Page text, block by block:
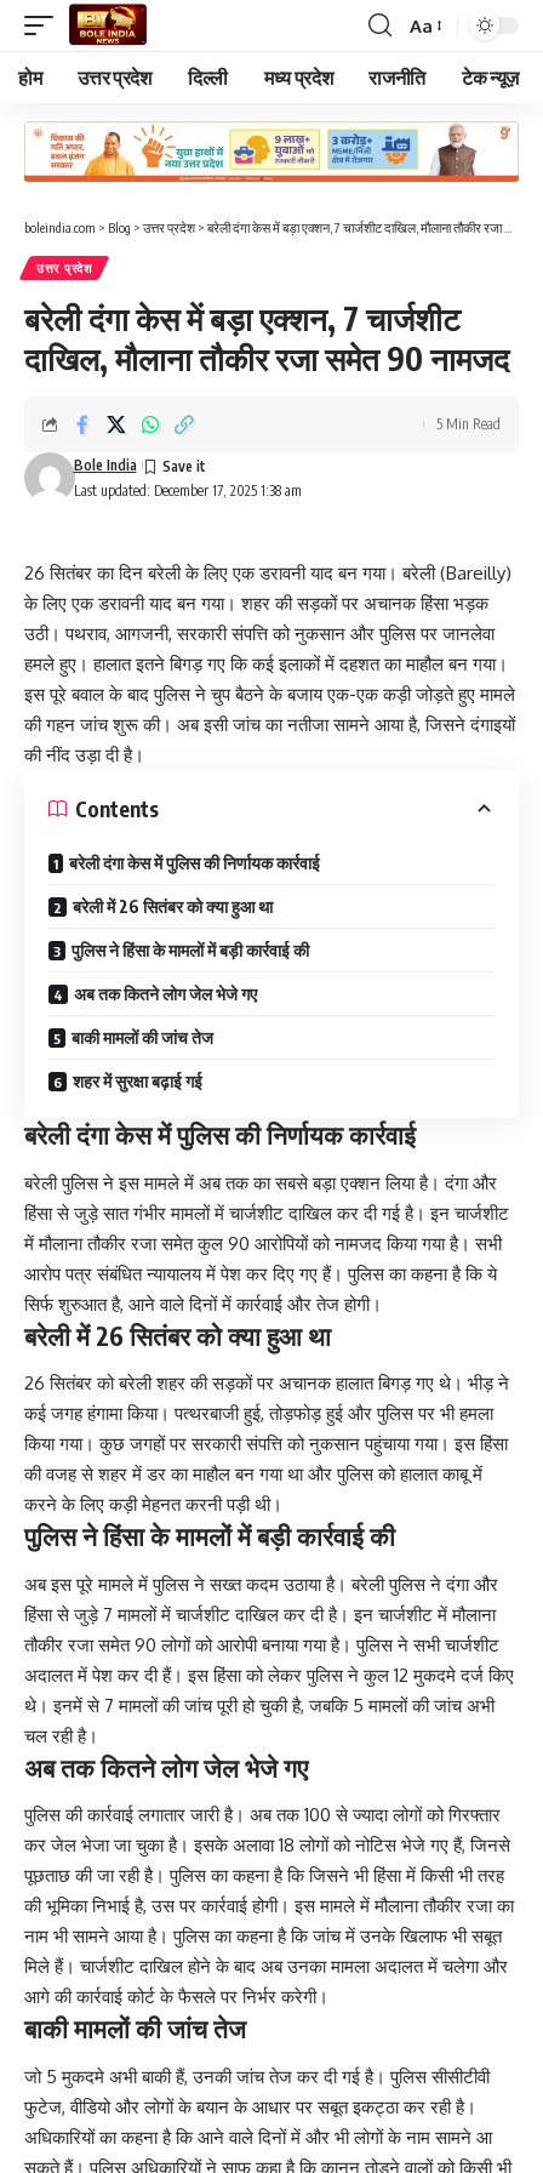
Font
Resizer
Aa
होम उत्तर प्रदेश दिल्ली मध्य प्रदेश राजनीति टेक न्यूज़
boleindia.com > Blog > उत्तर प्रदेश> बरेली दंगा केस में बड़ा एक्शन, 7 चार्जशीट दाखिल, मौलाना तौकीर रजा समेत 90 नामजद
उत्तर प्रदेश
बरेली दंगा केस में बड़ा एक्शन, 7 चार्जशीट
दाखिल, मौलाना तौकीर रजा समेत 90 नामजद
Last updated: December 17, 2025 1:38 am
Bole India
5 Min Read
26 सितंबर का दिन बरेली के लिए एक डरावनी याद बन गया। बरेली (Bareilly)
के लिए एक डरावनी याद बन गया। शहर की सड़कों पर अचानक हिंसा भड़क
उठी। पथराव, आगजनी, सरकारी संपत्ति को नुकसान और पुलिस पर जानलेवा
हमले हुए। हालात इतने बिगड़ गए कि कई इलाकों में दहशत का माहौल बन गया।
इस पूरे बवाल के बाद पुलिस ने चुप बैठने के बजाय एक-एक कड़ी जोड़ते हुए मामले
की गहन जांच शुरू की। अब इसी जांच का नतीजा सामने आया है, जिसने दंगाइयों
की नींद उड़ा दी है।
Contents
बरेली दंगा केस में पुलिस की निर्णायक कार्रवाई
बरेली में 26 सितंबर को क्या हुआ था
पुलिस ने हिंसा के मामलों में बड़ी कार्रवाई की
अब तक कितने लोग जेल भेजे गए
बाकी मामलों की जांच तेज
शहर में सुरक्षा बढ़ाई गई
बरेली दंगा केस में पुलिस की निर्णायक कार्रवाई
बरेली पुलिस ने इस मामले में अब तक का सबसे बड़ा एक्शन लिया है। दंगा और
हिंसा से जुड़े सात गंभीर मामलों में चार्जशीट दाखिल कर दी गई है। इन चार्जशीट
में मौलाना तौकीर रजा समेत कुल 90 आरोपियों को नामजद किया गया है। सभी
आरोप पत्र संबंधित न्यायालय में पेश कर दिए गए हैं। पुलिस का कहना है कि ये
सिर्फ शुरुआत है, आने वाले दिनों में कार्रवाई और तेज होगी।
बरेली में 26 सितंबर को क्या हुआ था
26 सितंबर को बरेली शहर की सड़कों पर अचानक हालात बिगड़ गए थे। भीड़ ने
कई जगह हंगामा किया। पत्थरबाजी हुई, तोड़फोड़ हुई और पुलिस पर भी हमला
किया गया। कुछ जगहों पर सरकारी संपत्ति को नुकसान पहुंचाया गया। इस हिंसा
की वजह से शहर में डर का माहौल बन गया था और पुलिस को हालात काबू में
करने के लिए कड़ी मेहनत करनी पड़ी थी।
पुलिस ने हिंसा के मामलों में बड़ी कार्रवाई की
अब इस पूरे मामले में पुलिस ने सख्त कदम उठाया है। बरेली पुलिस ने दंगा और
हिंसा से जुड़े 7 मामलों में चार्जशीट दाखिल कर दी है। इन चार्जशीट में मौलाना
तौकीर रजा समेत 90 लोगों को आरोपी बनाया गया है। पुलिस ने सभी चार्जशीट
अदालत में पेश कर दी हैं। इस हिंसा को लेकर पुलिस ने कुल 12 मुकदमे दर्ज किए
थे। इनमें से 7 मामलों की जांच पूरी हो चुकी है, जबकि 5 मामलों की जांच अभी
चल रही है।
अब तक कितने लोग जेल भेजे गए
पुलिस की कार्रवाई लगातार जारी है। अब तक 100 से ज्यादा लोगों को गिरफ्तार
कर जेल भेजा जा चुका है। इसके अलावा 18 लोगों को नोटिस भेजे गए हैं, जिनसे
पूछताछ की जा रही है। पुलिस का कहना है कि जिसने भी हिंसा में किसी भी तरह
की भूमिका निभाई है, उस पर कार्रवाई होगी। इस मामले में मौलाना तौकीर रजा का
नाम भी सामने आया है। पुलिस का कहना है कि जांच में उनके खिलाफ भी सबूत
मिले हैं। चार्जशीट दाखिल होने के बाद अब उनका मामला अदालत में चलेगा और
आगे की कार्रवाई कोर्ट के फैसले पर निर्भर करेगी।
बाकी मामलों की जांच तेज
जो 5 मुकदमे अभी बाकी हैं, उनकी जांच तेज कर दी गई है। पुलिस सीसीटीवी
फुटेज, वीडियो और लोगों के बयान के आधार पर सबूत इकट्ठा कर रही है।
अधिकारियों का कहना है कि आने वाले दिनों में और भी लोगों के नाम सामने आ
सकते हैं। पुलिस अधिकारियों ने साफ कहा है कि कानून तोड़ने वालों को किसी भी